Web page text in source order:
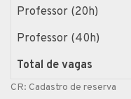
Professor (20h)
Professor (40h)
Total de vagas
CR: Cadastro de reserva